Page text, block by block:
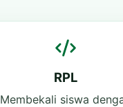
RPL
Membekali siswa